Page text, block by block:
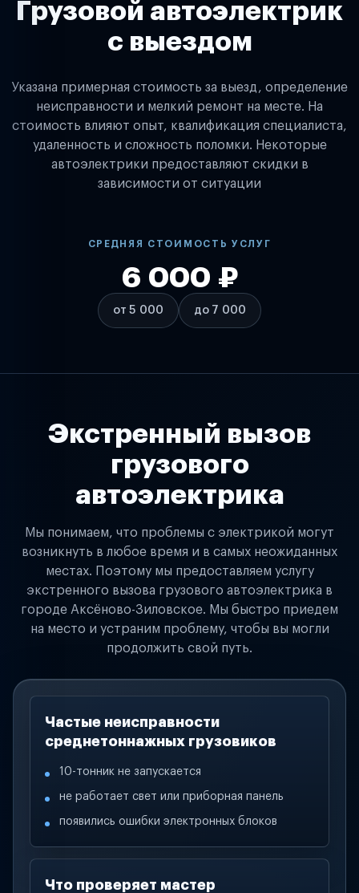
Грузовой автоэлектрик
с выездом
Указана примерная стоимость за выезд, определение
неисправности и мелкий ремонт на месте. На
стоимость влияют опыт, квалификация специалиста,
удаленность и сложность поломки. Некоторые
автоэлектрики предоставляют скидки в
зависимости от ситуации
СРЕДНЯЯ СТОИМОСТЬ УСЛУГ
от 5 000
6 000 ₽
до 7 000
Экстренный вызов
грузового
автоэлектрика
Мы понимаем, что проблемы с электрикой могут
возникнуть в любое время и в самых неожиданных
местах. Поэтому мы предоставляем услугу
экстренного вызова грузового автоэлектрика в
городе Аксёново-Зиловское. Мы быстро приедем
на место и устраним проблему, чтобы вы могли
продолжить свой путь.
Частые неисправности
среднетоннажных грузовиков
10-тонник не запускается
не работает свет или приборная панель
появились ошибки электронных блоков
Что проверяет мастер